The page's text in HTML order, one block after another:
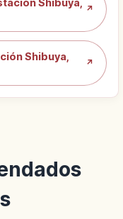
↗
Shibuya,
↗